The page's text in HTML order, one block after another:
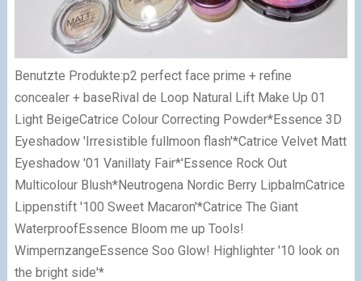
Benutzte Produkte:p2 perfect face prime + refine
concealer + baseRival de Loop Natural Lift Make Up 01
Light BeigeCatrice Colour Correcting Powder*Essence 3D
Eyeshadow 'Irresistible fullmoon flash'*Catrice Velvet Matt
Eyeshadow '01 Vanillaty Fair*'Essence Rock Out
Multicolour Blush*Neutrogena Nordic Berry LipbalmCatrice
Lippenstift '100 Sweet Macaron'*Catrice The Giant
WaterproofEssence Bloom me up Tools!
WimpernzangeEssence Soo Glow! Highlighter '10 look on
the bright side'*